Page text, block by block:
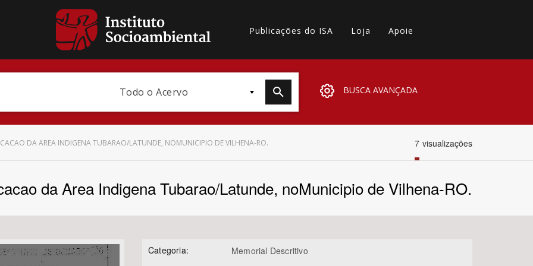
Publicações do ISA Loja Apoie
Todo o Acervo BUSCA AVANÇADA
DA AREA INDIGENA TUBARAO/LATUNDE, NOMUNICIPIO DE VILHENA-RO. 7 visualizações
da Area Indigena Tubarao/Latunde, noMunicipio de Vilhena-RO.
Categoria: Memorial Descritivo